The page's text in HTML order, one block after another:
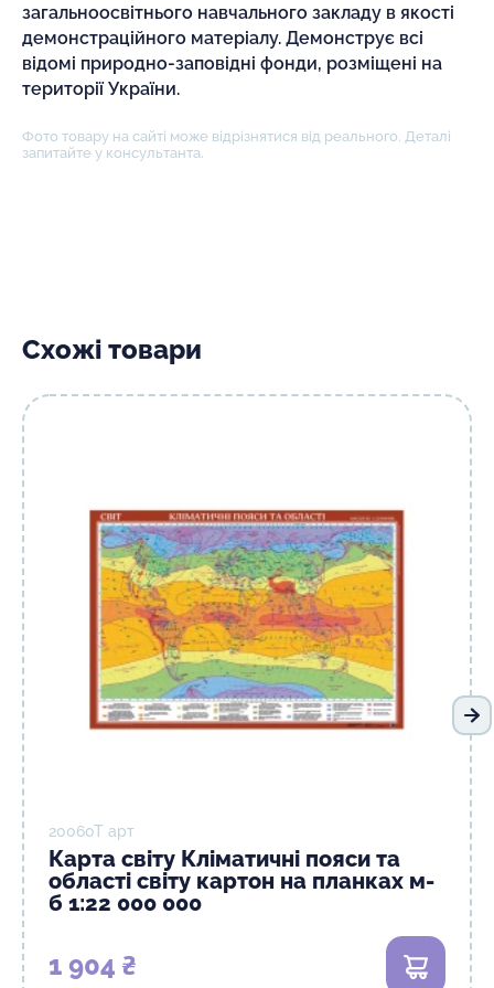
загальноосвітнього навчального закладу в якості
демонстраційного матеріалу. Демонструє всі
відомі природно-заповідні фонди, розміщені на
території України.
Фото товару на сайті може відрізнятися від реального. Деталі
запитайте у консультанта.
Схожі товари
20060T арт
Карта світу Кліматичні пояси та
області світу картон на планках м-
б 1:22 000 000
1 904 ₴ В кошик